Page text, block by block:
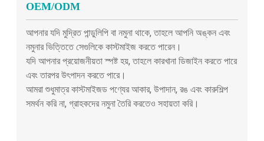
OEM/ODM
আপনার যদি মুদ্রিত পান্ডুলিপি বা নমুনা থাকে, তাহলে আপনি অঙ্কন এবং
নমুনার ভিত্তিতে সেগুলিকে কাস্টমাইজ করতে পারেন।
যদি আপনার প্রয়োজনীয়তা স্পষ্ট হয়, তাহলে কারখানা ডিজাইন করতে পারে
এবং তারপর উৎপাদন করতে পারে।
আমরা শুধুমাত্র কাস্টমাইজড পণ্যের আকার, উপাদান, রঙ এবং কারুশিল্প
সমর্থন করি না, গ্রাহকদের নমুনা তৈরি করতেও সহায়তা করি।